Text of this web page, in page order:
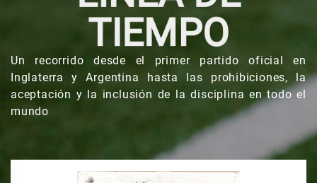
TIEMPO
Un recorrido desde el primer partido oficial en
Inglaterra y Argentina hasta las prohibiciones, la
aceptación y la inclusión de la disciplina en todo el
mundo